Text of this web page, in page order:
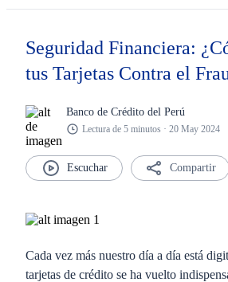
Seguridad Financiera:
tus Tarjetas Contra el
Banco de Crédito del Perú
Lectura de 5 minutos · 20 May 2024
Compartir
Cada vez más nuestro día a día está
tarjetas de crédito se ha vuelto